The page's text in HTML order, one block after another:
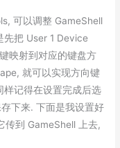
可以调整 GameShell
先把 User 1 Device
映射到对应的键盘方
就可以实现方向键
样记得在设置完成后选
下来. 下面是我设置好
传到 GameShell 上去,